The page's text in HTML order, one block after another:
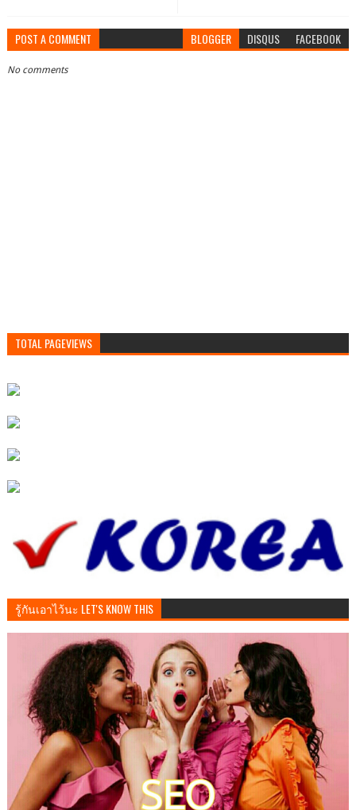
POST A COMMENT BLOGGER DISQUS FACEBOOK
No comments
TOTAL PAGEVIEWS
รู้กันเอาไว้นะ LET'S KNOW THIS